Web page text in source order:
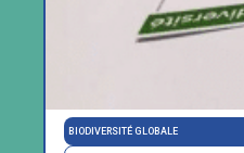
BIODIVERSITÉ GLOBALE